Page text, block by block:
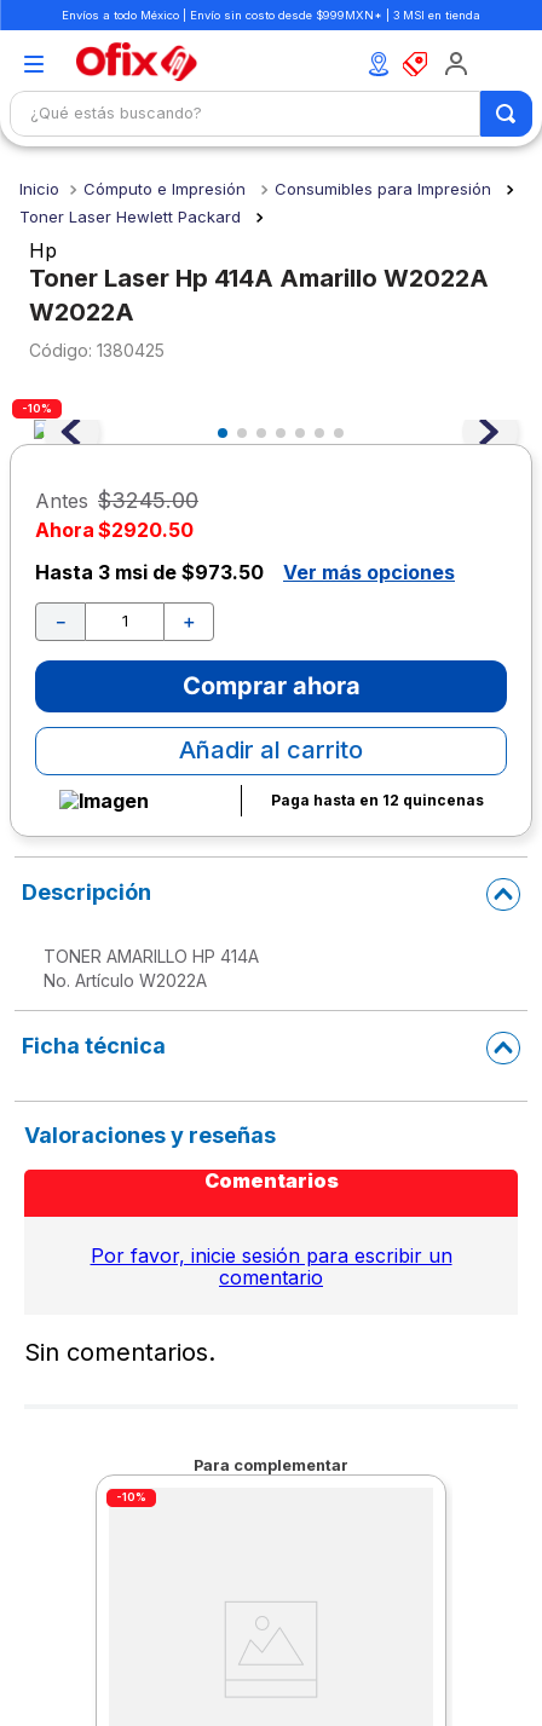
Envíos a todo México | Envío sin costo desde $999MXN* | 3 MSI en tienda
¿Qué estás buscando?
Cómputo e Impresión
Consumibles para Impresión
Toner Laser Hewlett Packard
Hp
Toner Laser Hp 414A Amarillo W2022A
W2022A
: 1380425
-10%
Antes $3245.00
Ahora $2920.50
Hasta 3 msi de $973.50 Ver más opciones
＋
－
Comprar ahora
Añadir al carrito
Paga hasta en 12 quincenas
Descripción
TONER AMARILLO HP 414A
No. Artículo W2022A
Ficha técnica
Valoraciones y reseñas
Comentarios
Por favor, inicie sesión para escribir un
comentario
Sin comentarios.
Para complementar
-10%
1.
mochilas
2.
3 .
cuaderno
4.
colores
cuadernos
6.
7.
escolar
8.
sacapuntas
9.
lapiz
10. escritorio